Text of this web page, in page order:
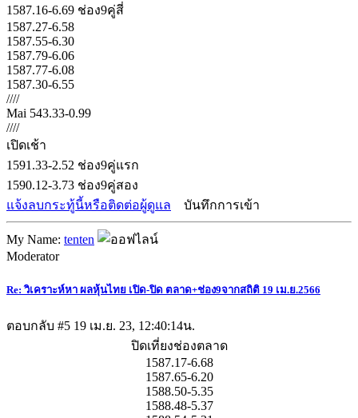
1587.16-6.69 ช่อง9คู่สี่
1587.27-6.58
1587.55-6.30
1587.79-6.06
1587.77-6.08
1587.30-6.55
////
Mai 543.33-0.99
////
เปิดเช้า
1591.33-2.52 ช่อง9คู่แรก
1590.12-3.73 ช่อง9คู่สอง
แจ้งลบกระทู้นี้หรือติดต่อผู้ดูแล
บันทึกการเข้า
My Name: tenten
Moderator
Re: วิเคราะห์หา ผลหุ้นไทย เปิด-ปิด ตลาด+ช่อง9จากสถิติ 19 เม.ย.2566
ตอบกลับ #5 19 เม.ย. 23, 12:40:14น.
ปิดเที่ยงช่องตลาด
1587.17-6.68
1587.65-6.20
1588.50-5.35
1588.48-5.37